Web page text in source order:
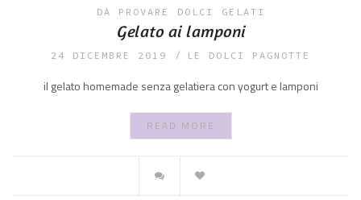
DA PROVARE DOLCI GELATI
Gelato ai lamponi
24 DICEMBRE 2019 LE DOLCI PAGNOTTE
il gelato homemade senza gelatiera con yogurt e lamponi
READ MORE